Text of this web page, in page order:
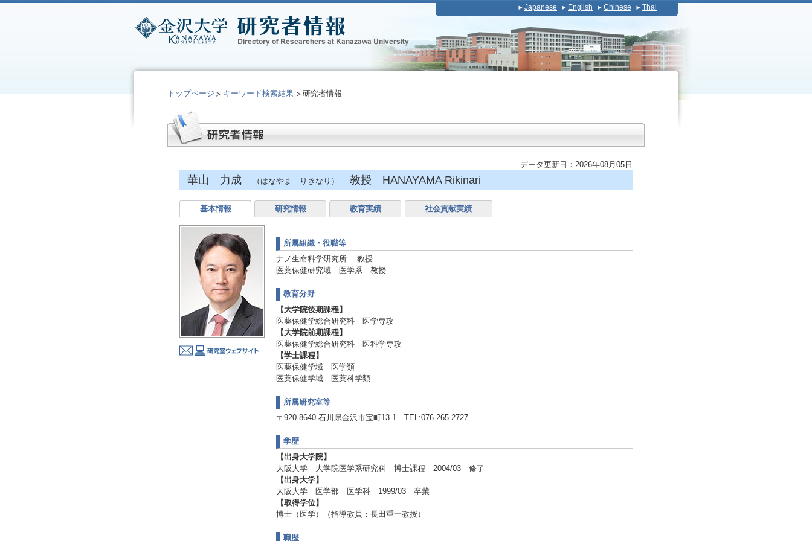
Japanese English Chinese Thai
トップページ キーワード検索結果 研究者情報
データ更新日：2026年08月05日
華山 力成 （はなやま りきなり） 教授 HANAYAMA Rikinari
基本情報 研究情報 教育実績 社会貢献実績
所属組織・役職等
ナノ生命科学研究所 教授
医薬保健研究域 医学系 教授
教育分野
【大学院後期課程】
医薬保健学総合研究科 医学専攻
【大学院前期課程】
医薬保健学総合研究科 医科学専攻
【学士課程】
医薬保健学域 医学類
医薬保健学域 医薬科学類
所属研究室等
〒920-8640 石川県金沢市宝町13-1 TEL:076-265-2727
学歴
【出身大学院】
大阪大学 大学院医学系研究科 博士課程 2004/03 修了
【出身大学】
大阪大学 医学部 医学科 1999/03 卒業
【取得学位】
博士（医学）（指導教員：長田重一教授）
職歴